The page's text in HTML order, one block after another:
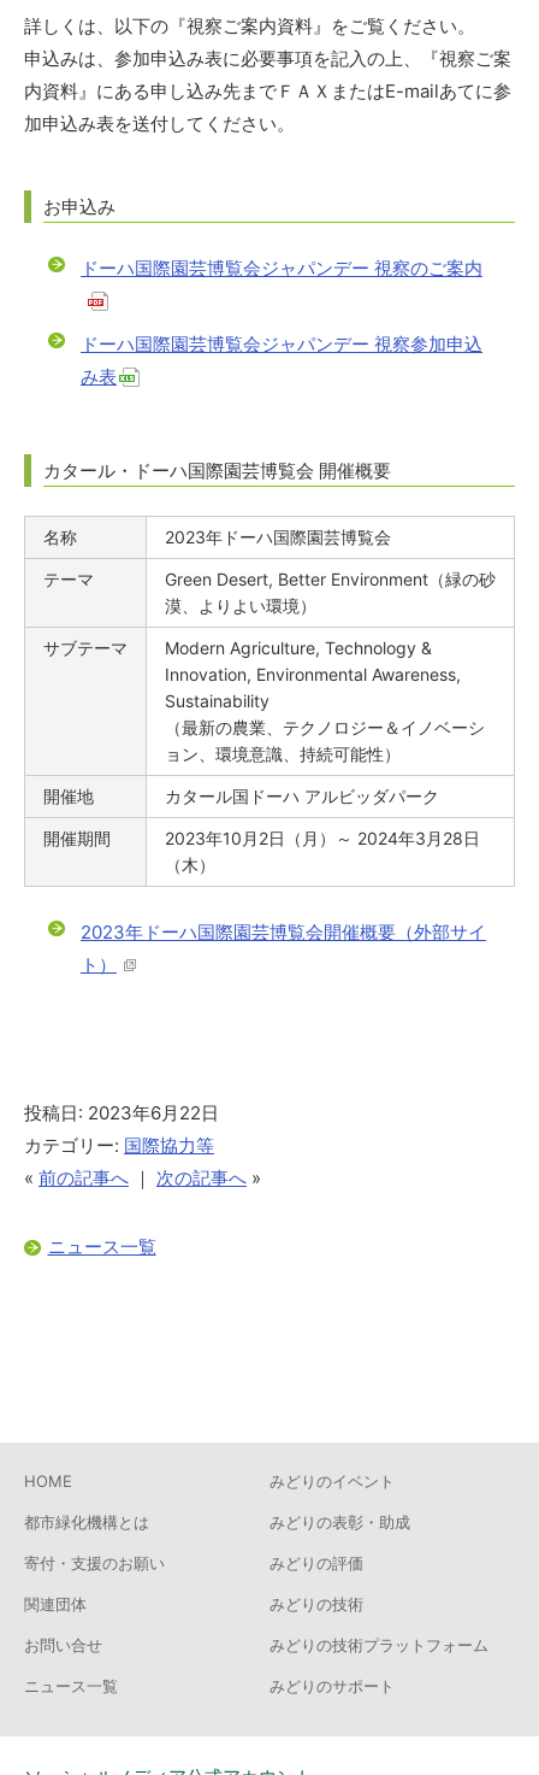
詳しくは、以下の『視察ご案内資料』をご覧ください。
申込みは、参加申込み表に必要事項を記入の上、『視察ご案
内資料』にある申し込み先までＦＡＸまたはE-mailあてに参
加申込み表を送付してください。
お申込み
ドーハ国際園芸博覧会ジャパンデー 視察のご案内
ドーハ国際園芸博覧会ジャパンデー 視察参加申込
み表
カタール・ドーハ国際園芸博覧会 開催概要
名称 2023年ドーハ国際園芸博覧会
テーマ
Green Desert, Better Environment（緑の砂
漠、よりよい環境）
サブテーマ
Modern Agriculture, Technology &
Innovation, Environmental Awareness,
Sustainability
（最新の農業、テクノロジー＆イノベーシ
ョン、環境意識、持続可能性）
開催地 カタール国ドーハ アルビッダパーク
開催期間
2023年10月2日（月）～ 2024年3月28日
（木）
2023年ドーハ国際園芸博覧会開催概要（外部サイ
ト）
投稿日: 2023年6月22日
カテゴリー: 国際協力等
« 前の記事へ ｜ 次の記事へ »
ニュース一覧
HOME
都市緑化機構とは
寄付・支援のお願い
関連団体
お問い合せ
ニュース一覧
みどりのイベント
みどりの表彰・助成
みどりの評価
みどりの技術
みどりの技術プラットフォーム
みどりのサポート